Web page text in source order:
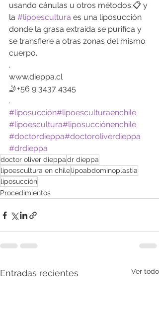
usando cánulas u otros métodos;📋 y
la #lipoescultura es una liposucción
donde la grasa extraída se purifica y
se transfiere a otras zonas del mismo
cuerpo.
.
www.dieppa.cl
🤳+56 9 3437 4345
.
#liposucción#lipoesculturaenchile
#lipoescultura#liposucciónenchile
#doctordieppa#doctoroliverdieppa
#drdieppa
doctor oliver dieppadr dieppa
lipoescultura en chilelipoabdominoplastia
liposucción
Procedimientos
Entradas recientes Ver todo